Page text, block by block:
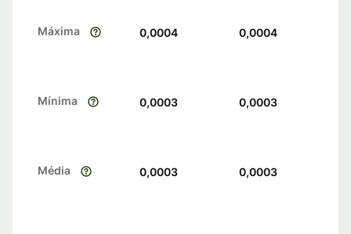
Máxima 0,0004 0,0004
Mínima 0,0003 0,0003
Média 0,0003 0,0003